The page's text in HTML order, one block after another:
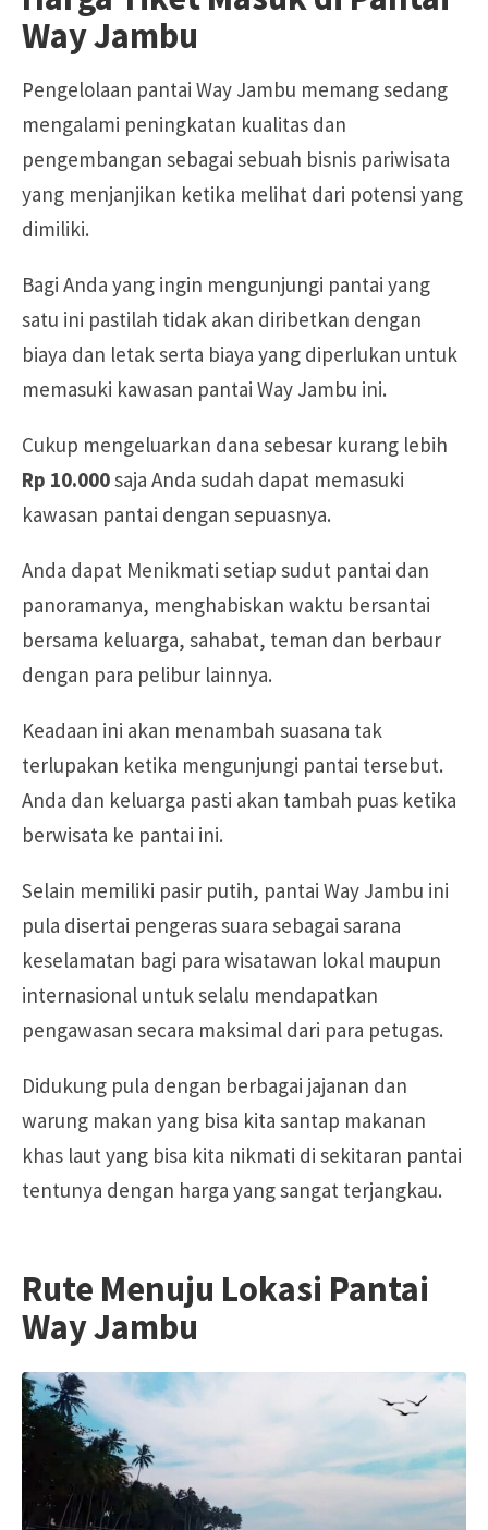
Way Jambu
Pengelolaan pantai Way Jambu memang sedang
mengalami peningkatan kualitas dan
pengembangan sebagai sebuah bisnis pariwisata
yang menjanjikan ketika melihat dari potensi yang
dimiliki.
Bagi Anda yang ingin mengunjungi pantai yang
satu ini pastilah tidak akan diribetkan dengan
biaya dan letak serta biaya yang diperlukan untuk
memasuki kawasan pantai Way Jambu ini.
Cukup mengeluarkan dana sebesar kurang lebih
Rp 10.000saja Anda sudah dapat memasuki
kawasan pantai dengan sepuasnya.
Anda dapat Menikmati setiap sudut pantai dan
panoramanya, menghabiskan waktu bersantai
bersama keluarga, sahabat, teman dan berbaur
dengan para pelibur lainnya.
Keadaan ini akan menambah suasana tak
terlupakan ketika mengunjungi pantai tersebut.
Anda dan keluarga pasti akan tambah puas ketika
berwisata ke pantai ini.
Selain memiliki pasir putih, pantai Way Jambu ini
pula disertai pengeras suara sebagai sarana
keselamatan bagi para wisatawan lokal maupun
internasional untuk selalu mendapatkan
pengawasan secara maksimal dari para petugas.
Didukung pula dengan berbagai jajanan dan
warung makan yang bisa kita santap makanan
khas laut yang bisa kita nikmati di sekitaran pantai
tentunya dengan harga yang sangat terjangkau.
Rute Menuju Lokasi Pantai
Way Jambu